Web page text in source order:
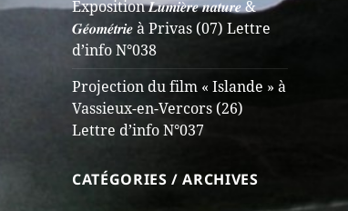
Exposition 𝑳𝒖𝒎𝒊𝒆̀𝒓𝒆 𝒏𝒂𝒕𝒖𝒓𝒆 &
𝑮𝒆́𝒐𝒎𝒆́𝒕𝒓𝒊𝒆 à Privas (07) Lettre
d’info N°038
Projection du film « Islande » à
Vassieux-en-Vercors (26)
Lettre d’info N°037
CATÉGORIES / ARCHIVES